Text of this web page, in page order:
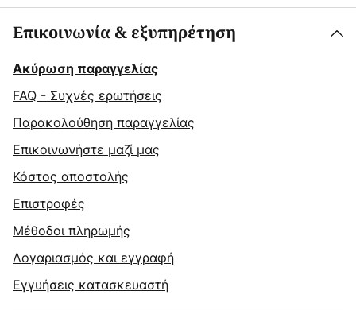
Επικοινωνία & εξυπηρέτηση
Ακύρωση παραγγελίας
FAQ - Συχνές ερωτήσεις
Παρακολούθηση παραγγελίας
Επικοινωνήστε μαζί μας
Κόστος αποστολής
Επιστροφές
Μέθοδοι πληρωμής
Λογαριασμός και εγγραφή
Εγγυήσεις κατασκευαστή